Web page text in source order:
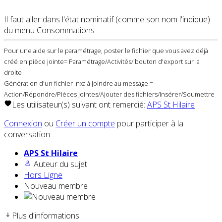
Il faut aller dans l'état nominatif (comme son nom l'indique)
du menu Consommations
Pour une aide sur le paramétrage, poster le fichier que vous avez déjà
créé en pièce jointe= Paramétrage/Activités/ bouton d'export sur la
droite
Génération d'un fichier .nxa à joindre au message =
Action/Répondre/Pièces jointes/Ajouter des fichiers/Insérer/Soumettre
Les utilisateur(s) suivant ont remercié: APS St Hilaire
Connexion ou Créer un compte pour participer à la
conversation.
APS St Hilaire
Auteur du sujet
Hors Ligne
Nouveau membre
Plus d'informations